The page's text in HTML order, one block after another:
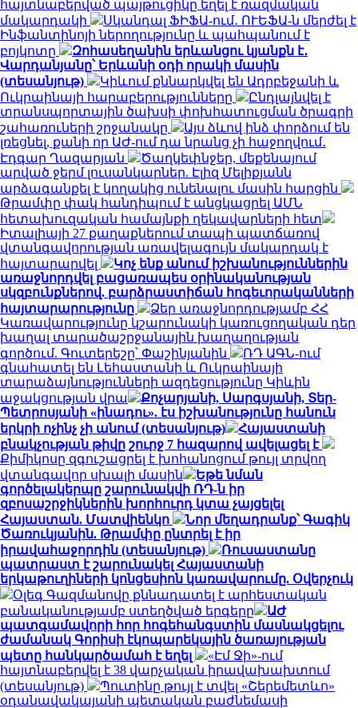
հայտնաբերված պայթուցիկը եղել է ռազմական
մակարդակի
Սկանդալ ՖԻՖԱ-ում․ ՈՒԵՖԱ-ն մերժել է
Ինֆանտինոյի ներողությունը և պահպանում է
բոյկոտը
Զոհասեղանին երևանցու կյանքն է․
Վարդանյանը՝ Երևանի օդի որակի մասին
(տեսանյութ)
Կիևում քննարկվել են Ադրբեջանի և
Ուկրաինայի հարաբերությունները
Ընդլայնվել է
տրանսպորտային ծախսի փոխհատուցման ծրագրի
շահառուների շրջանակը
Այս ձևով ինձ փորձում են
լռեցնել, քանի որ ԱԺ-ում դա նրանց չի հաջողվում․
Էդգար Ղազարյան
Ծաղկեփնջեր, մեքենայում
արված ջերմ լուսանկարներ. Էլիզ Մելիքյանն
արձագանքել է կողակից ունենալու մասին հարցին
Թրամփը փակ հանդիպում է անցկացրել ԱՄՆ
հետախուզական համայնքի ղեկավարների հետ
Իտալիայի 27 քաղաքներում տապի պատճառով
վտանգավորության առավելագույն մակարդակ է
հայտարարվել
Կոչ ենք անում իշխանություններին
առաջնորդվել բացառապես օրինականության
սկզբունքներով. բարձրաստիճան հոգեւորականների
հայտարարությունը
Ձեր առաջնորդությամբ ՀՀ
Կառավարությունը կշարունակի կառուցողական դեր
խաղալ տարածաշրջանային խաղաղության
գործում. Գուտերեշը՝ Փաշինյանին
ՌԴ ԱԳՆ-ում
գնահատել են Լեհաստանի և Ուկրաինայի
տարաձայնությունների ազդեցությունը Կիևին
աջակցության վրա
Քոչարյանի, Սարգսյանի, Տեր-
Պետրոսյանի «ինադու». էս իշխանությունը հանուն
երկրի ոչինչ չի անում (տեսանյութ)
Հայաստանի
բնակչության թիվը շուրջ 7 հազարով ավելացել է
Քիմիկոսը զգուշացրել է խոհանոցում թույլ տրվող
վտանգավոր սխալի մասին
Եթե նման
գործելակերպը շարունակվի ՌԴ-ն իր
զբոսաշրջիկներին խորհուրդ կտա չայցելել
Հայաստան. Մատվիենկո
Նոր մեղադրանք՝ Գագիկ
Ծառուկյանին. Թրամփը ընտրել է իր
իրավահաջորդին (տեսանյութ)
Ռուսաստանը
պատրաստ է շարունակել Հայաստանի
երկաթուղիների կոնցեսիոն կառավարումը. Օվերչուկ
Օլեգ Գազմանովը քննադատել է արհեստական
բանականությամբ ստեղծված երգերը
ԱԺ
պատգամավորի հոր հոգեհանգստին մասնակցելու
ժամանակ Գորիսի էկոպարեկային ծառայության
պետը հանկարծամահ է եղել
«Էմ Ջի»-ում
հայտնաբերվել է 38 վարչական իրավախախտում
(տեսանյութ)
Պուտինը թույլ է տվել «Շերեմետևո»
օդանավակայանի պետական բաժնեմասի